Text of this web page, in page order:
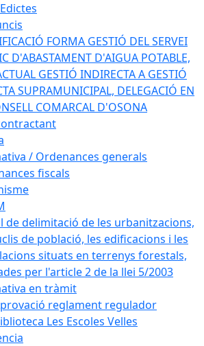
FORMA GESTIÓ DEL SERVEI
D'ABASTAMENT D'AIGUA POTABLE,
GESTIÓ INDIRECTA A GESTIÓ
SUPRAMUNICIPAL, DELEGACIÓ EN
COMARCAL D'OSONA
/ Ordenances generals
fiscals
de delimitació de les urbanitzacions,
de població, les edificacions i les
situats en terrenys forestals,
per l'article 2 de la llei 5/2003
en tràmit
reglament regulador
Les Escoles Velles